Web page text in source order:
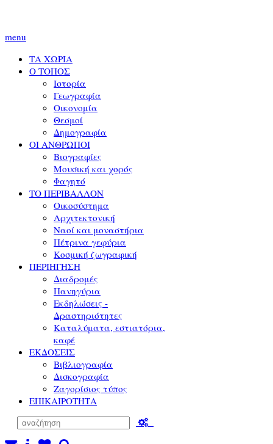
menu
ΤΑ ΧΩΡΙΑ
Ο ΤΟΠΟΣ
Ιστορία
Γεωγραφία
Οικονομία
Θεσμοί
Δημογραφία
ΟΙ ΑΝΘΡΩΠΟΙ
Βιογραφίες
Μουσική και χορός
Φαγητό
ΤΟ ΠΕΡΙΒΑΛΛΟΝ
Οικοσύστημα
Αρχιτεκτονική
Ναοί και μοναστήρια
Πέτρινα γεφύρια
Κοσμική ζωγραφική
ΠΕΡΙΗΓΗΣΗ
Διαδρομές
Πανηγύρια
Εκδηλώσεις -
Δραστηριότητες
Καταλύματα, εστιατόρια,
καφέ
ΕΚΔΟΣΕΙΣ
Βιβλιογραφία
Δισκογραφία
Ζαγορίσιος τύπος
ΕΠΙΚΑΙΡΟΤΗΤΑ